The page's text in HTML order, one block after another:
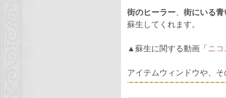
街のヒーラー
街にいる青
蘇生してくれます。
▲蘇生に関する動画「 ニコ
アイテムウィンドウや、